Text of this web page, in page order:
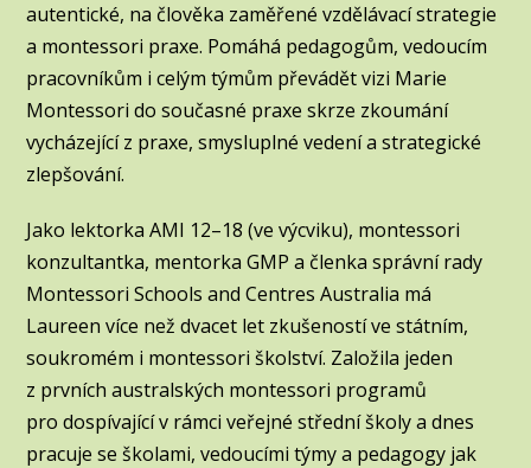
autentické, na člověka zaměřené vzdělávací strategie
a montessori praxe. Pomáhá pedagogům, vedoucím
pracovníkům i celým týmům převádět vizi Marie
Montessori do současné praxe skrze zkoumání
vycházející z praxe, smysluplné vedení a strategické
zlepšování.
Jako lektorka AMI 12–18 (ve výcviku), montessori
konzultantka, mentorka GMP a členka správní rady
Montessori Schools and Centres Australia má
Laureen více než dvacet let zkušeností ve státním,
soukromém i montessori školství. Založila jeden
z prvních australských montessori programů
pro dospívající v rámci veřejné střední školy a dnes
pracuje se školami, vedoucími týmy a pedagogy jak